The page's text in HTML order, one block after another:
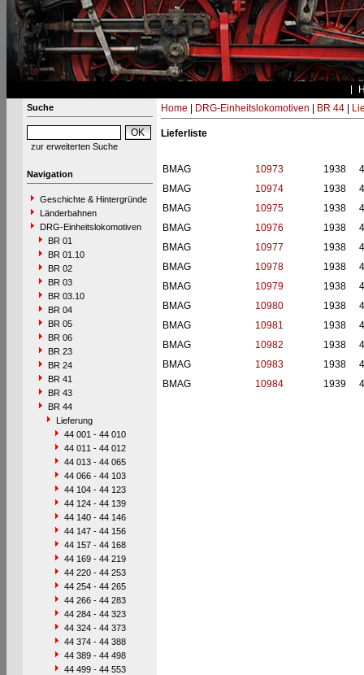
Suche
zur erweiterten Suche
Navigation
Geschichte & Hintergründe
Länderbahnen
DRG-Einheitslokomotiven
BR 01
BR 01.10
BR 02
BR 03
BR 03.10
BR 04
BR 05
BR 06
BR 23
BR 24
BR 41
BR 43
BR 44
Lieferung
44 001 - 44 010
44 011 - 44 012
44 013 - 44 065
44 066 - 44 103
44 104 - 44 123
44 124 - 44 139
44 140 - 44 146
44 147 - 44 156
44 157 - 44 168
44 169 - 44 219
44 220 - 44 253
44 254 - 44 265
44 266 - 44 283
44 284 - 44 323
44 324 - 44 373
44 374 - 44 388
44 389 - 44 498
44 499 - 44 553
Home DRG-Einheitslokomotiven BR 44|
Lieferliste
BMAG 10973 1938
BMAG
10974 1938
BMAG
10975 1938
BMAG
10976 1938
BMAG
10977 1938
BMAG
10978 1938
BMAG
10979 1938
BMAG
10980 1938
BMAG
10981 1938
BMAG
10982 1938
BMAG
10983 1938
BMAG
10984 1939